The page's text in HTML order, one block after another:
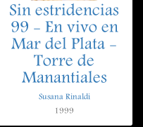
Sin estridencias
99 - En vivo en
Mar del Plata -
Torre de
Manantiales
Susana Rinaldi
1999